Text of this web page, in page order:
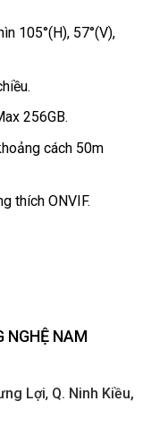
105°(H), 57°(V),
256GB.
cách 50m
thích ONVIF.
NGHỆ NAM
Lợi, Q. Ninh Kiều,